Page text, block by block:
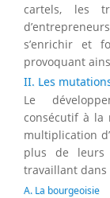
cartels, les
s’enrichir et
provoquant
II. Les
Le
consécutif à la
multiplication
plus de leurs
travaillant
A. La bourgeoisie